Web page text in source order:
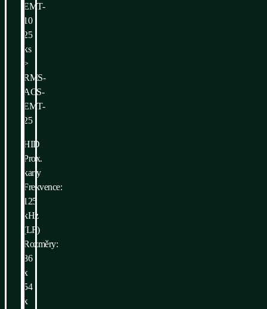
EMT-
10
25
ks
>
RMS-
ACS-
EMT-
25
HID
Prox.
karty
Frekvence:
125
kHz
(LF)
Rozměry:
86
x
54
x